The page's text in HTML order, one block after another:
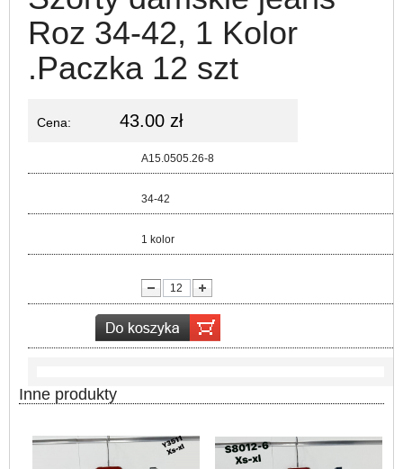
Roz 34-42, 1 Kolor
.Paczka 12 szt
Cena: 43.00 zł
A15.0505.26-8
34-42
1 kolor
Inne produkty